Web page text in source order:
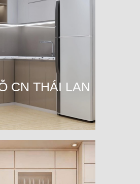
CN THÁI LAN